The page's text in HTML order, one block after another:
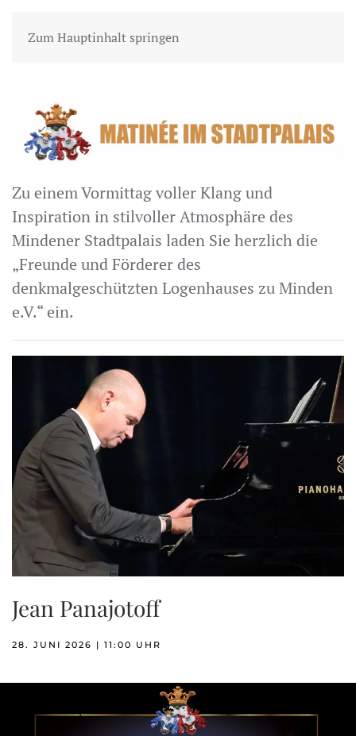
Zum Hauptinhalt springen
Zu einem Vormittag voller Klang und
Inspiration in stilvoller Atmosphäre des
Mindener Stadtpalais laden Sie herzlich die
„Freunde und Förderer des
denkmalgeschützten Logenhauses zu Minden
e.V.“ ein.
Jean Panajotoff
28. JUNI 2026 | 11:00 UHR